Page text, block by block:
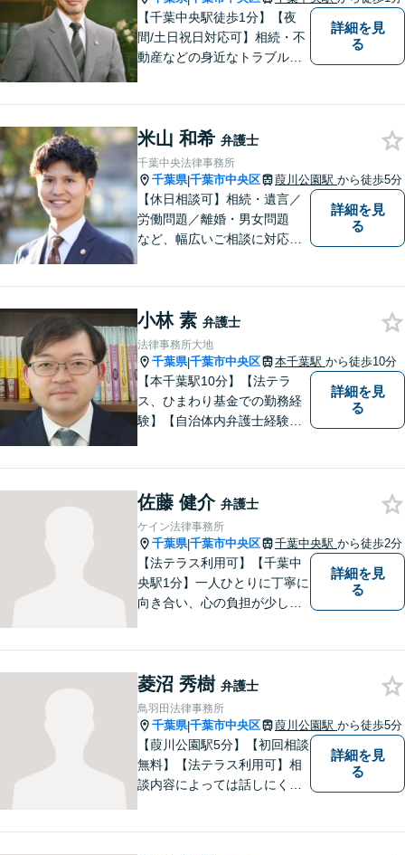
【千葉中央駅徒歩1分】【夜
間/土日祝日対応可】相続・不
動産などの身近なトラブルに
え全力で実行します。まずは
ご相談ください。
詳細を見
る
米山 和希 弁護士
千葉中央法律事務所
千葉県|千葉市中央区 葭川公園駅 から徒歩5分
【休日相談可】相続・遺言／
労働問題／離婚・男女問題
など、幅広いご相談に対応。
な内容の紛争も、事務所一丸
となり解決までサポート【葭
川公園駅5分】
詳細を見
る
小林 素 弁護士
法律事務所大地
千葉県|千葉市中央区 本千葉駅 から徒歩10分
【本千葉駅10分】【法テラ
ス、ひまわり基金での勤務経
験】【自治体内弁護士経験】
すことを目標に活動を続けて
います。お困りの方はお気軽
にご相談ください。
詳細を見
る
佐藤 健介 弁護士
ケイン法律事務所
千葉県|千葉市中央区 千葉中央駅 から徒歩2分
【法テラス利用可】【千葉中
央駅1分】一人ひとりに丁寧に
向き合い、心の負担が少しで
据えた支えを大切にしていま
す。あなたの気持ちにしっか
り寄り添います。【休日・夜
間面談可】
詳細を見
る
菱沼 秀樹 弁護士
鳥羽田法律事務所
千葉県|千葉市中央区 葭川公園駅 から徒歩5分
【葭川公園駅5分】【初回相談
無料】【法テラス利用可】相
談内容によっては話しにくい
詳細を見
る